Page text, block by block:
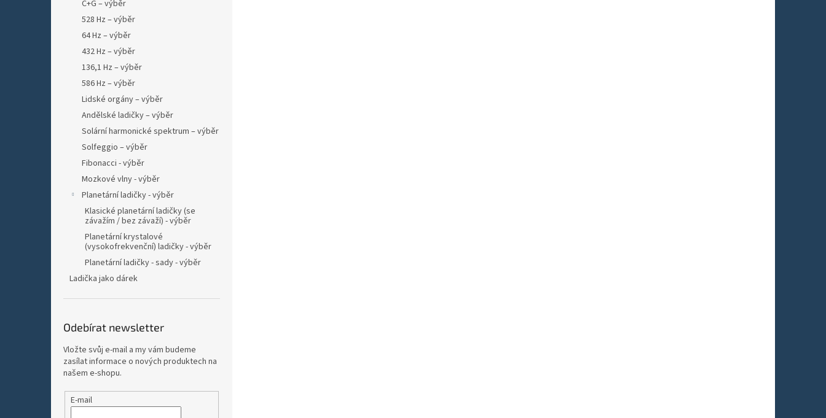
C+G – výběr
528 Hz – výběr
64 Hz – výběr
432 Hz – výběr
136,1 Hz – výběr
586 Hz – výběr
Lidské orgány – výběr
Andělské ladičky – výběr
Solární harmonické spektrum – výběr
Solfeggio – výběr
Fibonacci - výběr
Mozkové vlny - výběr
Planetární ladičky - výběr
Klasické planetární ladičky (se
závažím / bez závaží) - výběr
Planetární krystalové
(vysokofrekvenční) ladičky - výběr
Planetární ladičky - sady - výběr
Ladička jako dárek
Odebírat newsletter
Vložte svůj e-mail a my vám budeme
zasílat informace o nových produktech na
našem e-shopu.
E-mail